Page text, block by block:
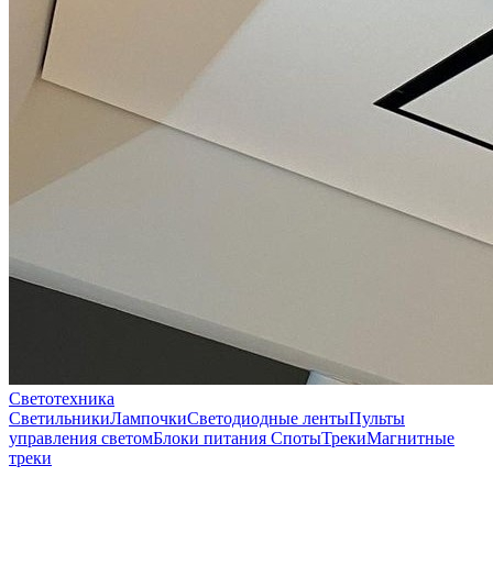
Светотехника
СветильникиЛампочкиСветодиодные лентыПульты
управления светомБлоки питания СпотыТрекиМагнитные
треки